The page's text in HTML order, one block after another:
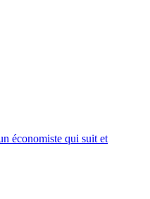
économiste qui suit et